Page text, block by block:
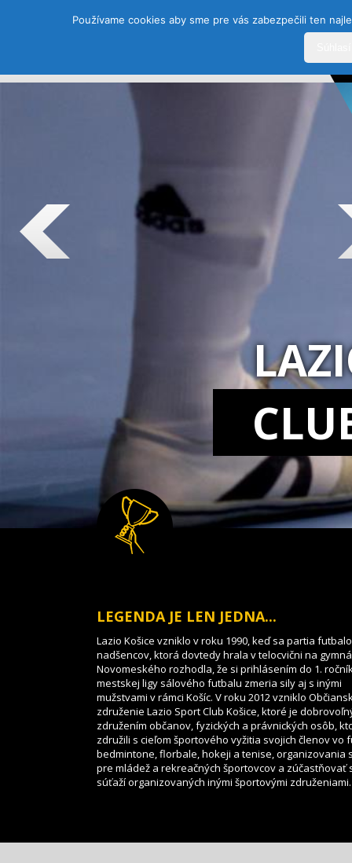
LEGENDA JE LEN JEDNA...
Lazio Košice vzniklo v roku 1990, keď sa partia
nadšencov, ktorá dovtedy hrala v telocvični na
Novomeského rozhodla, že si prihlásením do 1.
mestskej ligy sálového futbalu zmeria sily aj s inými
mužstvami v rámci Košíc. V roku 2012 vzniklo
združenie Lazio Sport Club Košice, ktoré je
združením občanov, fyzických a právnických osôb,
združili s cieľom športového vyžitia svojich členov vo
bedmintone, florbale, hokeji a tenise, organizovania
pre mládež a rekreačných športovcov a zúčastňovať
súťaží organizovaných inými športovými združeniami.
Používame cookies aby sme pre vás zabezpečili ten